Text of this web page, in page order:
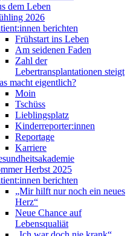
dem Leben
2026
berichten
Frühstart ins Leben
Am seidenen Faden
Zahl der
Lebertransplantationen steigt
macht eigentlich?
Moin
Tschüss
Lieblingsplatz
Kinderreporter:innen
Reportage
Karriere
Herbst 2025
berichten
„Mir hilft nur noch ein neues
Herz“
Neue Chance auf
Lebensqualiät